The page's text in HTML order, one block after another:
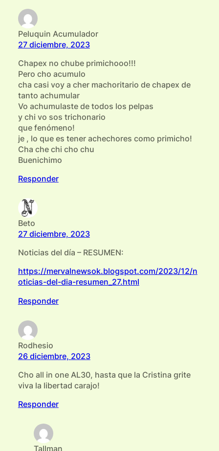
Peluquin Acumulador
27 diciembre, 2023
Chapex no chube primichooo!!!
Pero cho acumulo
cha casi voy a cher machoritario de chapex de
tanto achumular
Vo achumulaste de todos los pelpas
y chi vo sos trichonario
que fenómeno!
je , lo que es tener achechores como primicho!
Cha che chi cho chu
Buenichimo
Responder
Beto
27 diciembre, 2023
Noticias del día – RESUMEN:
https://mervalnewsok.blogspot.com/2023/12/n
oticias-del-dia-resumen_27.html
Responder
Rodhesio
26 diciembre, 2023
Cho all in one AL30, hasta que la Cristina grite
viva la libertad carajo!
Responder
Tallman